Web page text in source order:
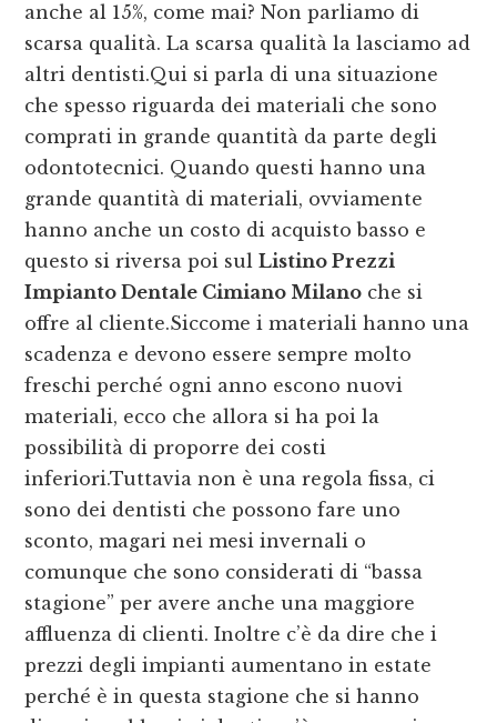
anche al 15%, come mai? Non parliamo di
scarsa qualità. La scarsa qualità la lasciamo ad
altri dentisti.Qui si parla di una situazione
che spesso riguarda dei materiali che sono
comprati in grande quantità da parte degli
odontotecnici. Quando questi hanno una
grande quantità di materiali, ovviamente
hanno anche un costo di acquisto basso e
questo si riversa poi sulListino Prezzi
Impianto Dentale Cimiano Milano che si
offre al cliente.Siccome i materiali hanno una
scadenza e devono essere sempre molto
freschi perché ogni anno escono nuovi
materiali, ecco che allora si ha poi la
possibilità di proporre dei costi
inferiori.Tuttavia non è una regola fissa, ci
sono dei dentisti che possono fare uno
sconto, magari nei mesi invernali o
comunque che sono considerati di “bassa
stagione” per avere anche una maggiore
affluenza di clienti. Inoltre c’è da dire che i
prezzi degli impianti aumentano in estate
perché è in questa stagione che si hanno